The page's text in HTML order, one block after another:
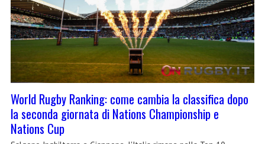
World Rugby Ranking: come cambia la classifica dopo
la seconda giornata di Nations Championship e
Nations Cup